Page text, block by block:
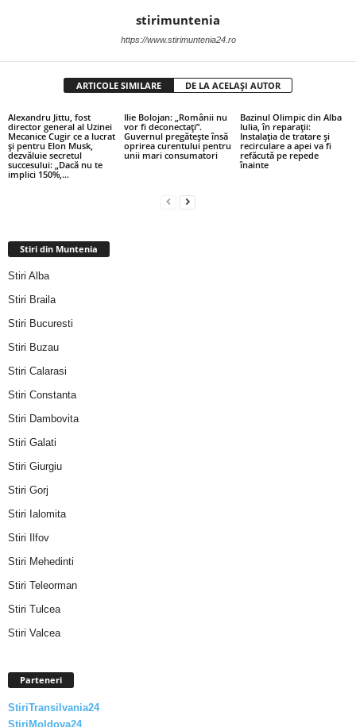
stirimuntenia
https://www.stirimuntenia24.ro
ARTICOLE SIMILARE DE LA ACELAȘI AUTOR
Alexandru Jittu, fost
director general al Uzinei
Mecanice Cugir ce a lucrat
și pentru Elon Musk,
dezvăluie secretul
succesului: „Dacă nu te
implici 150%,...
Ilie Bolojan: „Românii nu
vor fi deconectați”.
Guvernul pregătește însă
oprirea curentului pentru
unii mari consumatori
Bazinul Olimpic din Alba
Iulia, în reparații:
Instalația de tratare și
recirculare a apei va fi
refăcută pe repede
înainte
Stiri din Muntenia
Stiri Alba
Stiri Braila
Stiri Bucuresti
Stiri Buzau
Stiri Calarasi
Stiri Constanta
Stiri Dambovita
Stiri Galati
Stiri Giurgiu
Stiri Gorj
Stiri Ialomita
Stiri Ilfov
Stiri Mehedinti
Stiri Teleorman
Stiri Tulcea
Stiri Valcea
Parteneri
StiriTransilvania24
StiriMoldova24